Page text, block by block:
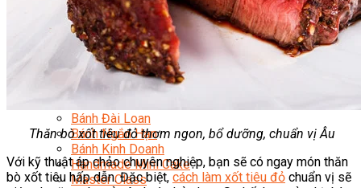
Nghiệp Vụ Bếp Trưởng Bếp Bánh
Nghiệp Vụ Bếp Bánh Quốc Tế
Nghiệp Vụ Quản Lý Bếp Bánh
Nghiệp Vụ Bánh Kem
Bánh Việt
Bánh Nhật
Bánh Đài Loan
Bánh Ngắn Hạn
Bánh Kinh Doanh
Handmade Mini Cake
Master Class
Thăn bò xốt tiêu đỏ thơm ngon, bổ dưỡng, chuẩn vị Âu
Với kỹ thuật áp chảo chuyên nghiệp, bạn sẽ có ngay món thăn
bò xốt tiêu hấp dẫn. Đặc biệt, cách làm xốt tiêu đỏ chuẩn vị sẽ